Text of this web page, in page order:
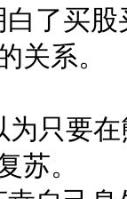
买股买
关系。
只要在
苏。